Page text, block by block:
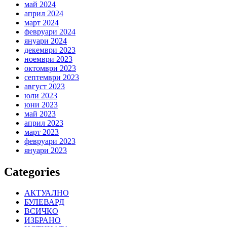
май 2024
април 2024
март 2024
февруари 2024
януари 2024
декември 2023
ноември 2023
октомври 2023
септември 2023
август 2023
юли 2023
юни 2023
май 2023
април 2023
март 2023
февруари 2023
януари 2023
Categories
АКТУАЛНО
БУЛЕВАРД
ВСИЧКО
ИЗБРАНО